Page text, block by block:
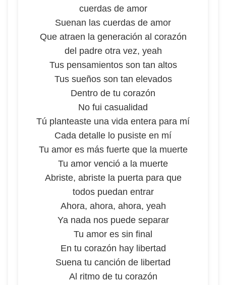
cuerdas de amor
Suenan las cuerdas de amor
Que atraen la generación al corazón
del padre otra vez, yeah
Tus pensamientos son tan altos
Tus sueños son tan elevados
Dentro de tu corazón
No fui casualidad
Tú planteaste una vida entera para mí
Cada detalle lo pusiste en mí
Tu amor es más fuerte que la muerte
Tu amor venció a la muerte
Abriste, abriste la puerta para que
todos puedan entrar
Ahora, ahora, ahora, yeah
Ya nada nos puede separar
Tu amor es sin final
En tu corazón hay libertad
Suena tu canción de libertad
Al ritmo de tu corazón